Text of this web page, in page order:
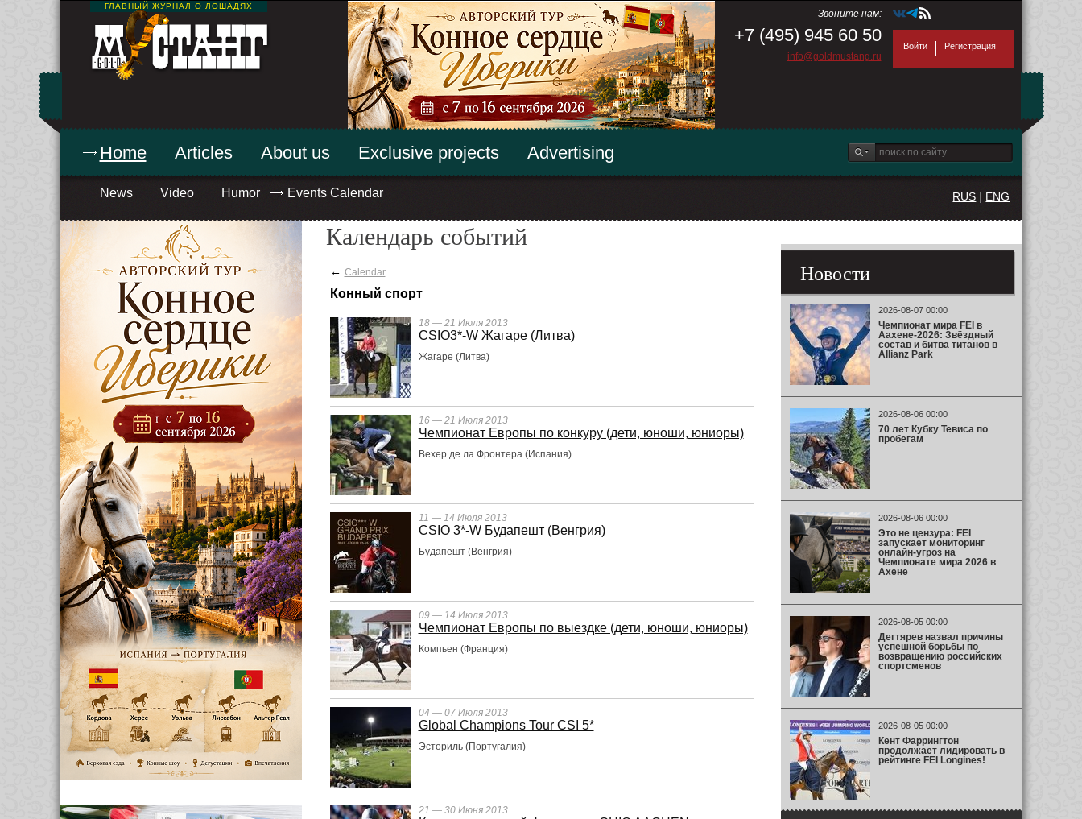
ГЛАВНЫЙ ЖУРНАЛ О ЛОШАДЯХ
Звоните нам:
+7 (495) 945 60 50
info@goldmustang.ru
Войти Регистрация
Home
News Video Humor Events Calendar
Articles About us Exclusive projects Advertising
RUS | ENG
Календарь событий
← Calendar
Конный спорт
18 — 21 Июля 2013
CSIO3*-W Жагаре (Литва)
Жагаре (Литва)
16 — 21 Июля 2013
Чемпионат Европы по конкуру (дети, юноши, юниоры)
Вехер де ла Фронтера (Испания)
11 — 14 Июля 2013
CSIO 3*-W Будапешт (Венгрия)
Будапешт (Венгрия)
09 — 14 Июля 2013
Чемпионат Европы по выездке (дети, юноши, юниоры)
Компьен (Франция)
04 — 07 Июля 2013
Global Champions Tour CSI 5*
Эсториль (Португалия)
21 — 30 Июня 2013
Новости
2026-08-07 00:00
Чемпионат мира FEI в
Аахене-2026: Звёздный
состав и битва титанов в
Allianz Park
2026-08-06 00:00
70 лет Кубку Тевиса по
пробегам
2026-08-06 00:00
Это не цензура: FEI
запускает мониторинг
онлайн-угроз на
Чемпионате мира 2026 в
Ахене
2026-08-05 00:00
Дегтярев назвал причины
успешной борьбы по
возвращению российских
спортсменов
2026-08-05 00:00
Кент Фаррингтон
продолжает лидировать в
рейтинге FEI Longines!